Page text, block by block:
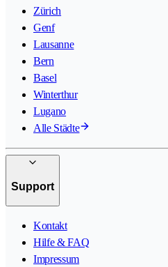
Zürich
Genf
Lausanne
Bern
Basel
Winterthur
Lugano
Alle Städte
Support
Kontakt
Hilfe & FAQ
Impressum